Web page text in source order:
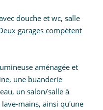
douche et wc, salle
garages compètent
aménagée et
une buanderie
un salon/salle à
mains, ainsi qu'une